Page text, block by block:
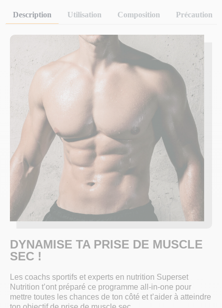
Description Utilisation Composition Précaution
DYNAMISE TA PRISE DE MUSCLE
SEC !
Les coachs sportifs et experts en nutrition Superset
Nutrition t’ont préparé ce programme all-in-one pour
mettre toutes les chances de ton côté et t’aider à atteindre